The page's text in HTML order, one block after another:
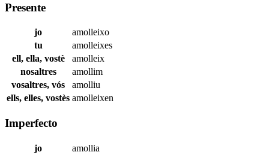
Presente
jo
amolleixo
tu
amolleixes
ell, ella, vostè
amolleix
nosaltres
amollim
vosaltres, vós
amolliu
ells, elles, vostès amolleixen
Imperfecto
jo
amollia